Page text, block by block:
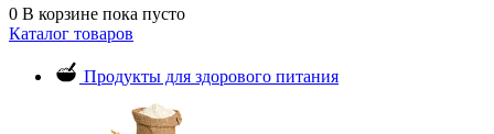
0 В корзине пока пусто
Каталог товаров
Продукты для здорового питания